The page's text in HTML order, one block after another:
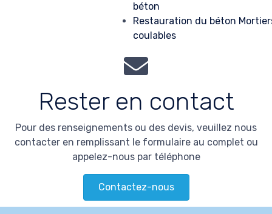
béton
Restauration du béton
coulables
Rester en contact
Pour des renseignements ou des devis, veuillez nous
contacter en remplissant le formulaire au complet ou
appelez-nous par téléphone
Contactez-nous